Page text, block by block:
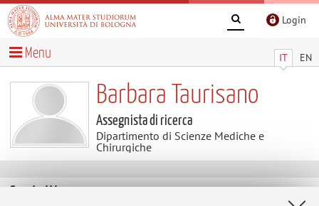
Login
IT EN
Menu
Barbara Taurisano
Assegnista di ricerca
Dipartimento di Scienze Mediche e
Chirurgiche
Contatti